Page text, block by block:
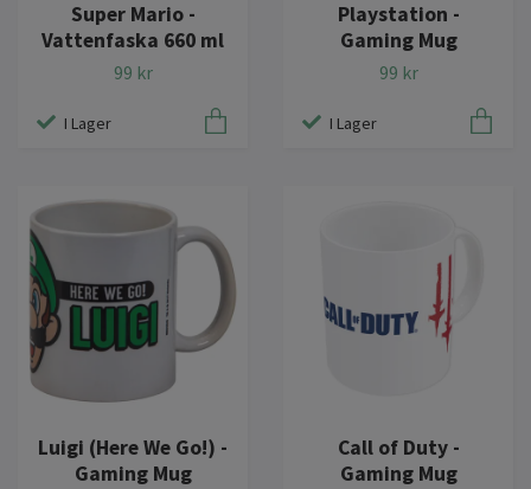
Super Mario -
Vattenfaska 660 ml
99 kr
I Lager
Playstation -
Gaming Mug
99 kr
I Lager
Luigi (Here We Go!) -
Gaming Mug
Call of Duty -
Gaming Mug